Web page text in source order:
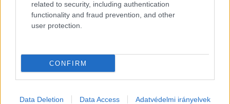
related to security, including authentication
functionality and fraud prevention, and other
user protection.
CONFIRM
Data Deletion Data Access Adatvédelmi irányelvek
HIRDETÉS